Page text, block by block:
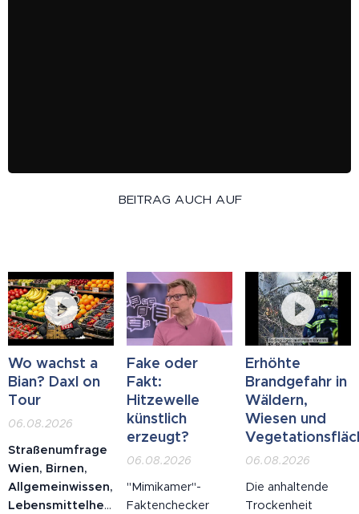
BEITRAG AUCH AUF
Wo wachst a
Bian? Daxl on
Tour
06.08.2026
Straßenumfrage
Wien, Birnen,
Allgemeinwissen,
Lebensmittelherkunft:
Fake oder
Fakt:
Hitzewelle
künstlich
erzeugt?
06.08.2026
"Mimikamer"-
Faktenchecker
Erhöhte
Brandgefahr in
Wäldern,
Wiesen und
06.08.2026
Die anhaltende
Trockenheit